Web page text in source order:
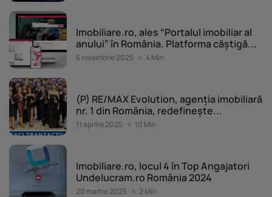
Imobiliare.ro, ales “Portalul imobiliar al
anului” în România. Platforma câștigă...
6 noiembrie 2025 4 Min
(P) RE/MAX Evolution, agenția imobiliară
nr. 1 din România, redefinește...
11 aprilie 2025 10 Min
Imobiliare.ro, locul 4 în Top Angajatori
Undelucram.ro România 2024
20 martie 2025 2 Min